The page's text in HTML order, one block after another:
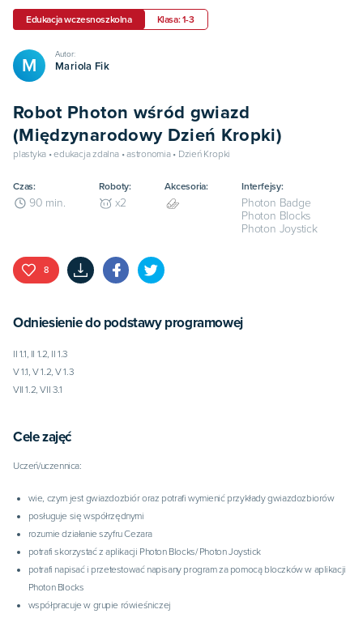
Edukacja wczesnoszkolna Klasa: 1-3
M
Autor:
Mariola Fik
Robot Photon wśród gwiazd
(Międzynarodowy Dzień Kropki)
plastyka • edukacja zdalna • astronomia • Dzień Kropki
Czas:
90 min.
Roboty:
x2
Akcesoria: Interfejsy:
Photon Badge
Photon Blocks
Photon Joystick
8
Odniesienie do podstawy programowej
II 1.1, II 1.2, II 1.3
V 1.1, V 1.2, V 1.3
VII 1.2, VII 3.1
Cele zajęć
Uczeń/uczennica:
wie, czym jest gwiazdozbiór oraz potrafi wymienić przykłady gwiazdozbiorów
posługuje się współrzędnymi
rozumie działanie szyfru Cezara
potrafi skorzystać z aplikacji Photon Blocks/ Photon Joystick
potrafi napisać i przetestować napisany program za pomocą bloczków w aplikacji
Photon Blocks
współpracuje w grupie rówieśniczej